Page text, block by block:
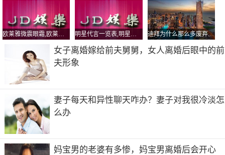
国了。” (摘自饭丢高铁的人傅莹宣讲中国“世界先生网：巴
马窃听特朗普电话女孩关节一天)
迪拜为什么那么多废弃车？迪拜人可以娶几个老婆
女子离婚嫁给前夫舅舅，女人离婚后眼中的前
夫形象
妻子每天和异性聊天咋办？妻子对我很冷淡怎
么办
妈宝男的老婆有多惨，妈宝男离婚后会开心